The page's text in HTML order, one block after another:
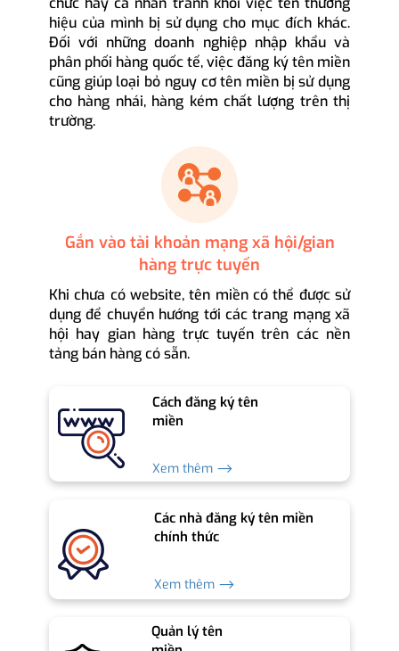
hiệu của mình bị sử dụng cho mục đích khác.
Đối với những doanh nghiệp nhập khẩu và
phân phối hàng quốc tế, việc đăng ký tên miền
cũng giúp loại bỏ nguy cơ tên miền bị sử dụng
cho hàng nhái, hàng kém chất lượng trên thị
trường.
Gắn vào tài khoản mạng xã hội/gian
hàng trực tuyến
Khi chưa có website, tên miền có thể được sử
dụng để chuyển hướng tới các trang mạng xã
hội hay gian hàng trực tuyến trên các nền
tảng bán hàng có sẵn.
Cách đăng ký tên
miền
Xem thêm ⟶
Các nhà đăng ký tên miền
chính thức
Xem thêm ⟶
Quản lý tên